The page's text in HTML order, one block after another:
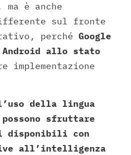
è anche
sul fronte
perché Google
allo stato
implementazione
della lingua
sfruttare
disponibili con
all’intelligenza